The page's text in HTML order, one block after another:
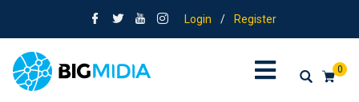
Login / Register
0